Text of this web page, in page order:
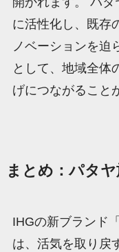
に活性化し、既存
ノベーションを迫
として、地域全体
げにつながること
まとめ：パタ
IHGの新ブランド
は、活気を取り戻